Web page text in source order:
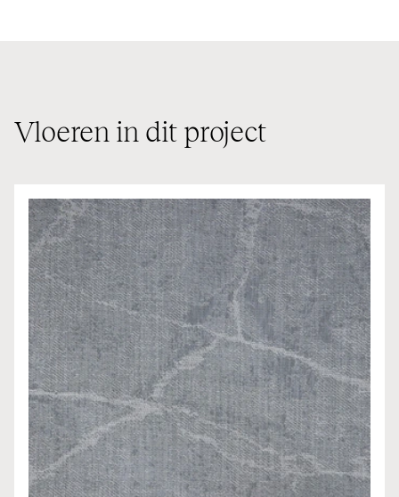
Vloeren in dit project